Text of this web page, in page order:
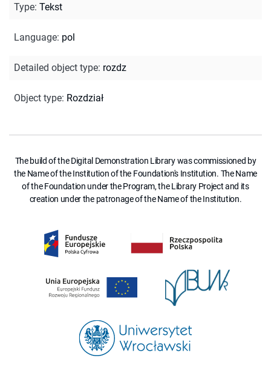
Type: Tekst
Language: pol
Detailed object type: rozdz
Object type: Rozdział
The build of the Digital Demonstration Library was commissioned by
the Name of the Institution of the Foundation's Institution. The Name
of the Foundation under the Program, the Library Project and its
creation under the patronage of the Name of the Institution.